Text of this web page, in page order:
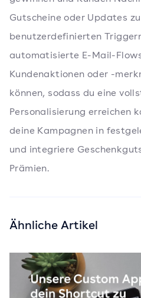
Gutscheine oder Updates
benutzerdefinierten
automatisierte E-Mail-
Kundenaktionen oder -
können, sodass du eine
Personalisierung erreichen
deine Kampagnen in
und integriere
Prämien.
Ähnliche Artikel